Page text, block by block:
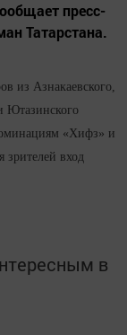
пресс-
Татарстана.
из Азнакаевского,
Ютазинского
«Хифз» и
зрителей вход
в